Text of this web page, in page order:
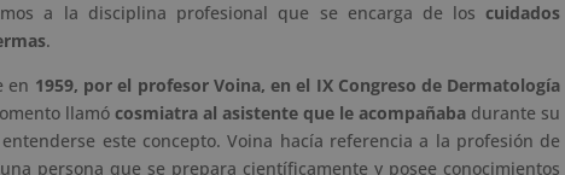
a la disciplina profesional que se encarga de loscuidados
.
en 1959, por el profesor Voina, en el IX Congreso de Dermatología
llamó cosmiatra al asistente que le acompañaba durante su
este concepto. Voina hacía referencia a la profesión de
persona que se prepara científicamente y posee conocimientos